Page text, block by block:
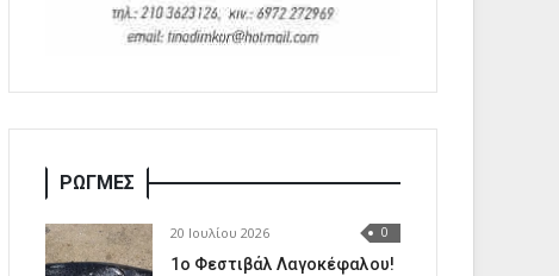
ΡΩΓΜΕΣ
20 Ιουλίου 2026 0
1o Φεστιβάλ Λαγοκέφαλου!